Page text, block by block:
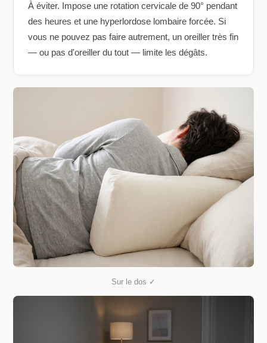
À éviter. Impose une rotation cervicale de 90° pendant
des heures et une hyperlordose lombaire forcée. Si
vous ne pouvez pas faire autrement, un oreiller très fin
— ou pas d'oreiller du tout — limite les dégâts.
Sur le dos ✓